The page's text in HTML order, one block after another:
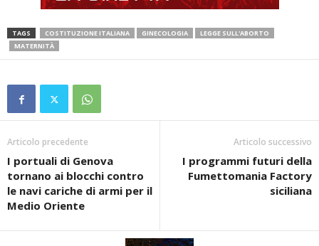
TAGS COSTITUZIONE ITALIANA GINECOLOGIA
LEGGE SULL'ABORTO
MATERNITÀ
Articolo precedente
I portuali di Genova
tornano ai blocchi contro
le navi cariche di armi per il
Medio Oriente
Articolo successivo
I programmi futuri della
Fumettomania Factory
siciliana